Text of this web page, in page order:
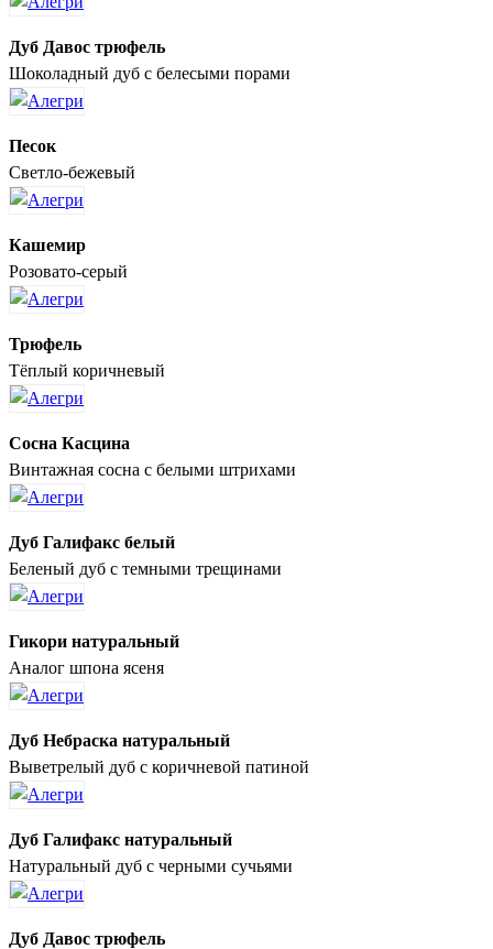
Дуб Давос трюфель
Шоколадный дуб с белесыми порами
Песок
Светло-бежевый
Кашемир
Розовато-серый
Трюфель
Тёплый коричневый
Сосна Касцина
Винтажная сосна с белыми штрихами
Дуб Галифакс белый
Беленый дуб с темными трещинами
Гикори натуральный
Аналог шпона ясеня
Дуб Небраска натуральный
Выветрелый дуб с коричневой патиной
Дуб Галифакс натуральный
Натуральный дуб с черными сучьями
Дуб Давос трюфель